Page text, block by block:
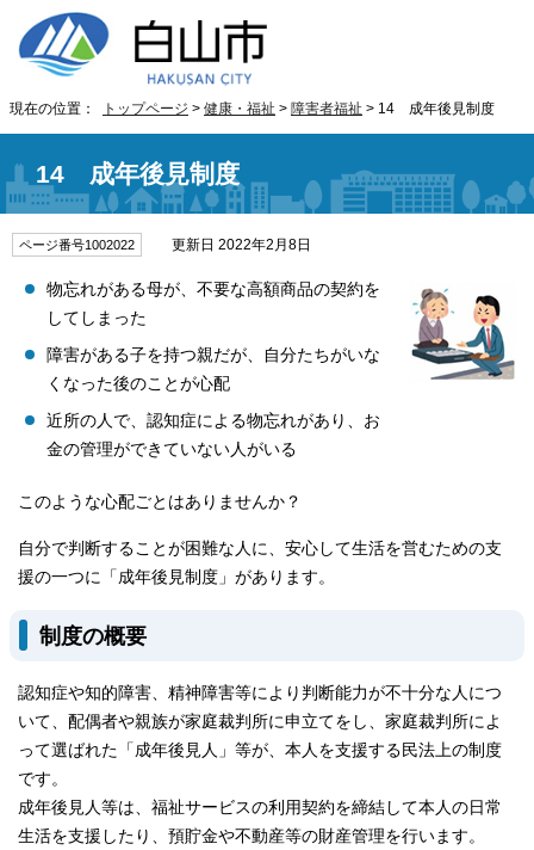
現在の位置： トップページ > 健康・福祉 > 障害者福祉 > 14 成年後見制度
14 成年後見制度
ページ番号1002022 更新日 2022年2月8日
物忘れがある母が、不要な高額商品の契約を
してしまった
障害がある子を持つ親だが、自分たちがいな
くなった後のことが心配
近所の人で、認知症による物忘れがあり、お
金の管理ができていない人がいる
このような心配ごとはありませんか？
自分で判断することが困難な人に、安心して生活を営むための支
援の一つに「成年後見制度」があります。
制度の概要
認知症や知的障害、精神障害等により判断能力が不十分な人につ
いて、配偶者や親族が家庭裁判所に申立てをし、家庭裁判所によ
って選ばれた「成年後見人」等が、本人を支援する民法上の制度
です。
成年後見人等は、福祉サービスの利用契約を締結して本人の日常
生活を支援したり、預貯金や不動産等の財産管理を行います。